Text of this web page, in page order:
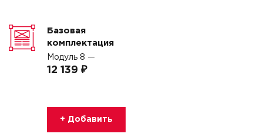
Базовая
комплектация
Модуль 8 —
12 139 ₽
+ Добавить